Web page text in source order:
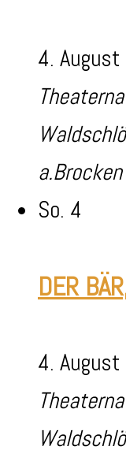
4.
a.Brocken
So. 4
DER
4.